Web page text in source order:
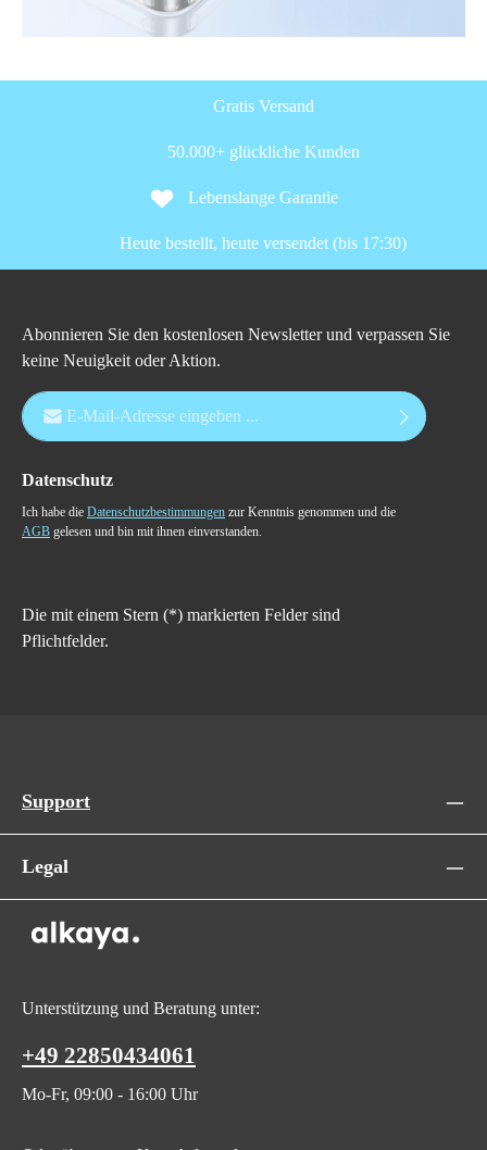
Gratis Versand
50.000+ glückliche Kunden
Lebenslange Garantie
Heute bestellt, heute versendet (bis 17:30)
Abonnieren Sie den kostenlosen Newsletter und verpassen Sie
keine Neuigkeit oder Aktion.
E-Mail-Adresse*
Datenschutz
Ich habe die Datenschutzbestimmungen zur Kenntnis genommen und die
AGB gelesen und bin mit ihnen einverstanden.
Die mit einem Stern (*) markierten Felder sind
Pflichtfelder.
Support
Legal
Unterstützung und Beratung unter:
+49 22850434061
Mo-Fr, 09:00 - 16:00 Uhr